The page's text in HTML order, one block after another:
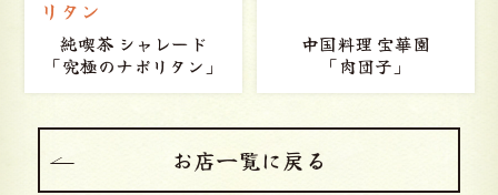
中国料理 宝華園
「肉団子」
洋風食堂 はしぐち亭
「ちとかライス」
お店一覧に戻る